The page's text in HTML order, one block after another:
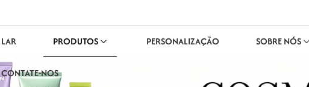
LAR PRODUTOS PERSONALIZAÇÃO SOBRE NÓS
CONTATE-NOS